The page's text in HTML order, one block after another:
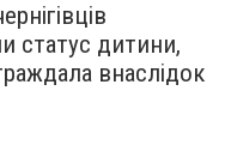
статус дитини,
внаслідок